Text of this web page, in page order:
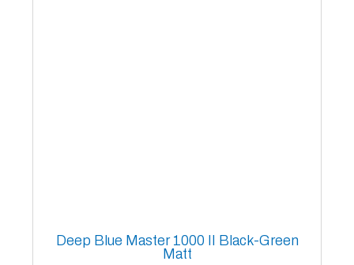
Deep Blue Master 1000 II Black-Green
Matt